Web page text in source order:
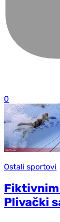
0
Ostali sportovi
Plivački